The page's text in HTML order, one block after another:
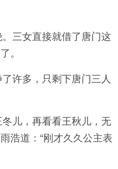
三女直接就借了唐门这
。
许多，只剩下唐门三人
儿，再看看王秋儿，无
浩道：“刚才久久公主表